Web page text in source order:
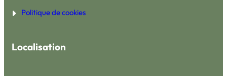
Politique de cookies
Localisation